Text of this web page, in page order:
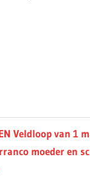
Veldloop van 1
moeder en